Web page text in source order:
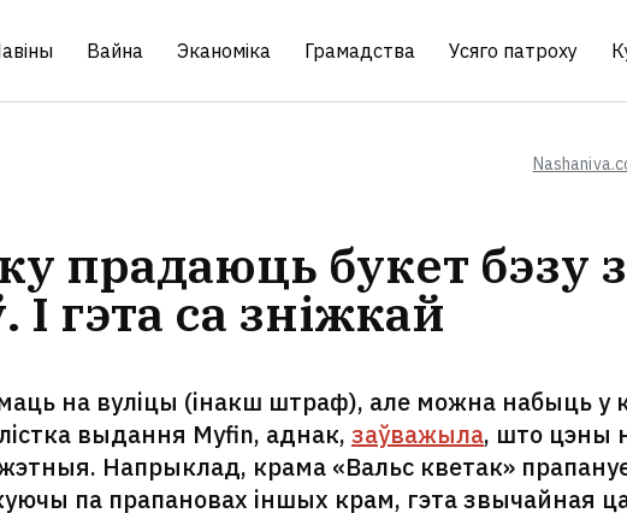
Вайна Эканоміка Грамадства Усяго патроху
прадаюць букет бэзу
І гэта са зніжкай
на вуліцы (інакш штраф), але можна набыць у
выдання Myfin, аднак, заўважыла, што цэны
Напрыклад, крама «Вальс кветак»
па прапановах іншых крам, гэта звычайная